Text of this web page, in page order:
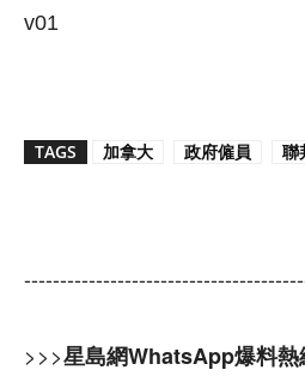
v01
TAGS 加拿大 政府僱員 聯
>>>星島網WhatsApp爆料熱